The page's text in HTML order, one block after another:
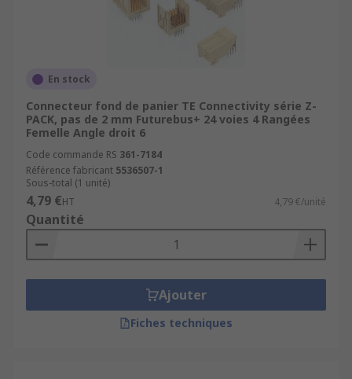
En stock
Connecteur fond de panier TE Connectivity série Z-
PACK, pas de 2 mm Futurebus+ 24 voies 4 Rangées
Femelle Angle droit 6
Code commande RS 361-7184
Référence fabricant 5536507-1
Sous-total (1 unité)
4,79 €HT 4,79 €/unité
Quantité
Ajouter
Fiches techniques